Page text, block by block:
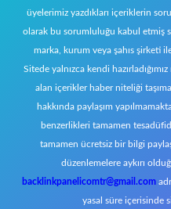
üyelerimiz yazdıkları içeriklerin
olarak bu sorumluluğu kabul etmiş
marka, kurum veya şahıs şirketi
Sitede yalnızca kendi
alan içerikler haber niteliği
hakkında paylaşım
benzerlikleri tamamen
tamamen ücretsiz bir bilgi
düzenlemelere aykırı
backlinkpanelicomtr@gmail.com
yasal süre içerisinde